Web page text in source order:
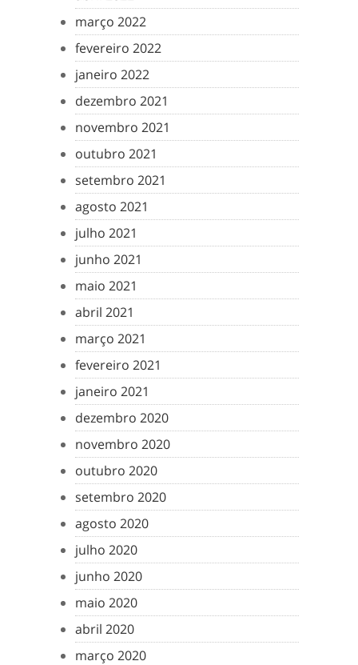
março 2022
fevereiro 2022
janeiro 2022
dezembro 2021
novembro 2021
outubro 2021
setembro 2021
agosto 2021
julho 2021
junho 2021
maio 2021
abril 2021
março 2021
fevereiro 2021
janeiro 2021
dezembro 2020
novembro 2020
outubro 2020
setembro 2020
agosto 2020
julho 2020
junho 2020
maio 2020
abril 2020
março 2020